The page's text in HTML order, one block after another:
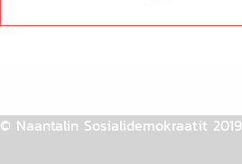
© Naantalin Sosialidemokraatit 2019